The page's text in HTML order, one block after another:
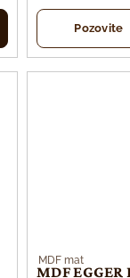
Pozovite
MDF mat
MDF EGGER